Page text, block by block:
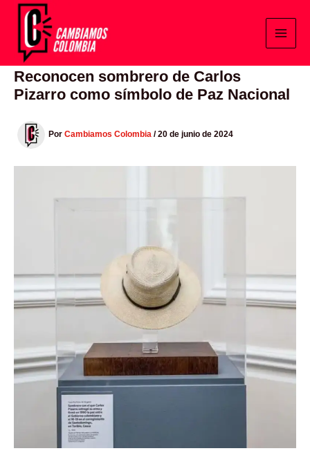
contenido
Reconocen sombrero de Carlos
Pizarro como símbolo de Paz Nacional
Por Cambiamos Colombia /20 de junio de 2024